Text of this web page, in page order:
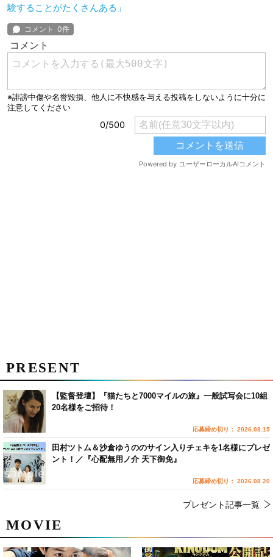
験することがたくさんある」
MOVIE
PRESENT
【監督登壇】『猫たちと7000マイルの旅』一般試写会に10組
20名様をご招待！
応募締め切り： 2026.08.15
田村ツトム＆沙倉ゆうののサイン入りチェキを1名様にプレゼ
ント！／『心配無用ノ介 天下御免』
応募締め切り： 2026.08.20
プレゼント記事一覧